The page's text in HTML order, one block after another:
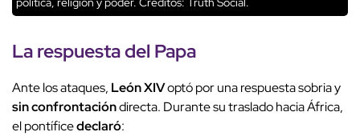
La respuesta del Papa
Ante los ataques, León XIVoptó por una respuesta sobria y
sin confrontacióndirecta. Durante su traslado hacia África,
el pontíficedeclaró: